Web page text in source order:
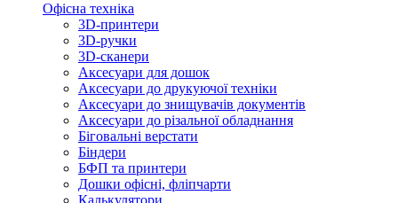
Офісна техніка
3D-принтери
3D-ручки
3D-сканери
Аксесуари для дошок
Аксесуари до друкуючої техніки
Аксесуари до знищувачів документів
Аксесуари до різальної обладнання
Біговальні верстати
Біндери
БФП та принтери
Дошки офісні, фліпчарти
Калькулятори